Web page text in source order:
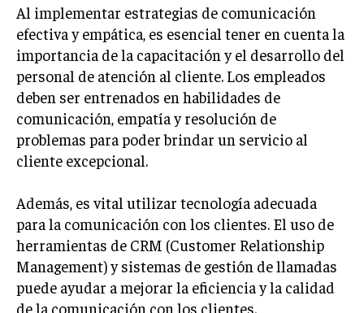
SUMINISTRO
LOGÍSTICA EMPRESARIAL
CALIDAD Y MEJORA CONTINUA
TALENTOS
RECURSOS HUMANOS Y GESTIÓN DEL
TALENTO
COMPENSACIÓN Y BENEFICIOS
RECLUTAMIENTO Y SELECCIÓN
DESARROLLO DE PERSONAL
GESTIÓN DEL DESEMPEÑO
CULTURA Y CLIMA ORGANIZACIONAL
Al implementar estrategias de comunicación
efectiva y empática, es esencial tener en cuenta la
importancia de la capacitación y el desarrollo del
personal de atención al cliente. Los empleados
deben ser entrenados en habilidades de
comunicación, empatía y resolución de
problemas para poder brindar un servicio al
cliente excepcional.
Además, es vital utilizar tecnología adecuada
para la comunicación con los clientes. El uso de
herramientas de CRM (Customer Relationship
Management) y sistemas de gestión de llamadas
puede ayudar a mejorar la eficiencia y la calidad
de la comunicación con los clientes.